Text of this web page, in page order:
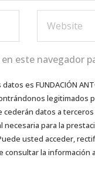
este navegador
es FUNDACIÓN
legitimados
datos a
necesaria para la
usted acceder,
la